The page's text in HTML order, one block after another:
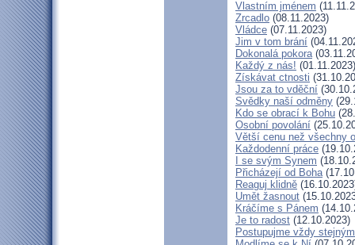
Vlastním jménem
Zrcadlo (08.11.2023)
Vládce (07.11.2023)
Jim v tom brání
Dokonalá pokora
Každý z nás! (01.11.2023)
Získávat ctnosti
Jsou za to vděční
Svědky naší odměny
Kdo se obrací k Bohu
Osobní povolání
Větší cenu než všechny
Každodenní práce
I se svým Synem
Přicházejí od Boha
Reaguj klidně
Umět žasnout
Kráčíme s Pánem
Je to radost (12.10.2023)
Postupujme vždy